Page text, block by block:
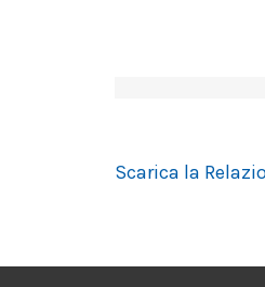
Scarica la